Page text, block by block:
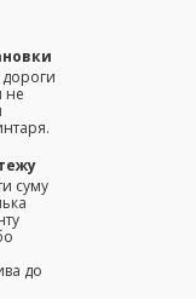
не
суму
до